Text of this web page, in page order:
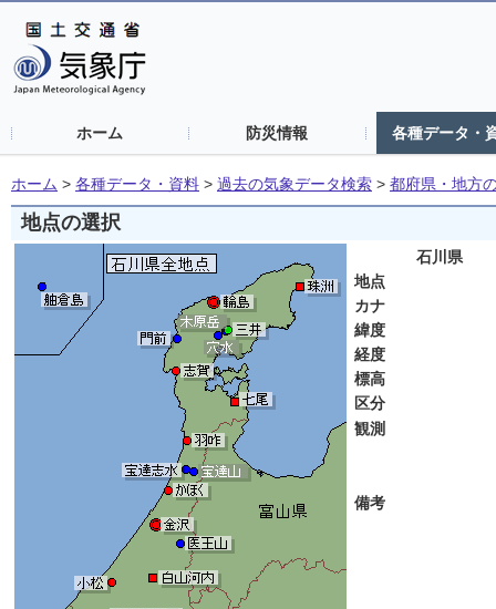
ホーム 防災情報 各種データ・
ホーム > 各種データ・資料 > 過去の気象データ検索 > 都府県・地方
地点の選択
石川県
地点
カナ
緯度
経度
標高
区分
観測
備考